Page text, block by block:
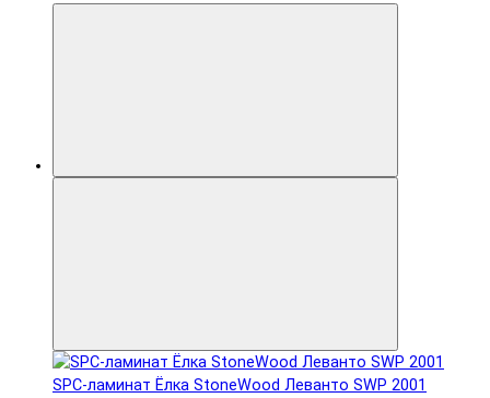
SPC-ламинат Ëлка StoneWood Леванто SWP 2001